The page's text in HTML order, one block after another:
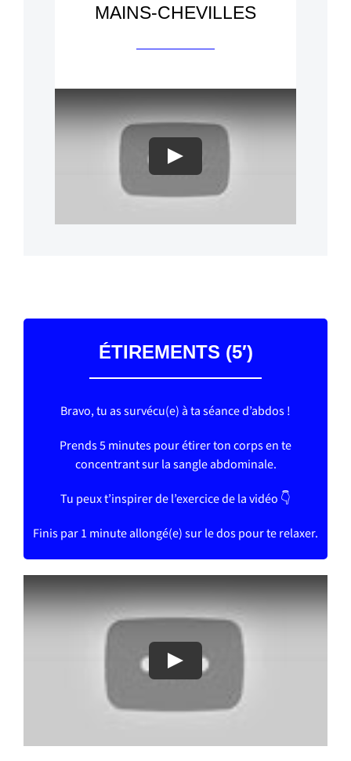
MAINS-CHEVILLES
Play
ÉTIREMENTS (5′)
Bravo, tu as survécu(e) à ta séance d’abdos !
Prends 5 minutes pour étirer ton corps en te
concentrant sur la sangle abdominale.
Tu peux t’inspirer de l’exercice de la vidéo 👇
Finis par 1 minute allongé(e) sur le dos pour te relaxer.
Play